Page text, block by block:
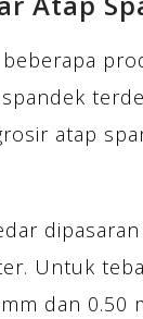
atap
Untuk
dan 0.50